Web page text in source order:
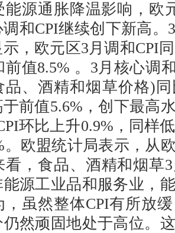
通胀降温影响，欧
和CPI继续创下新高。
，欧元区3月调和CPI
前值8.5% 。3月核心调
品、酒精和烟草价格)
前值5.6%，创下最高
环比上升0.9%，同样
。欧盟统计局表示，从
看，食品、酒精和烟草
源工业品和服务业，
虽然整体CPI有所放
然顽固地处于高位。